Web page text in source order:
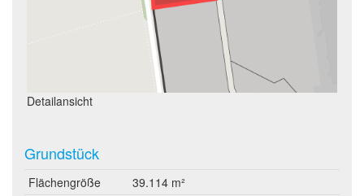
Detailansicht
Grundstück
Flächengröße
39.114 m²